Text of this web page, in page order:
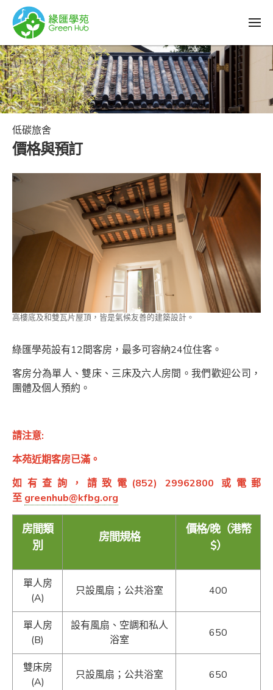
低碳旅舍
價格與預訂
高樓底及和雙瓦片屋頂，皆是氣候友善的建築設計。
綠匯學苑設有12間客房，最多可容納24位住客。
客房分為單人、雙床、三床及六人房間。我們歡迎公司，
團體及個人預約。
請注意:
本苑近期客房已滿。
如有查詢，請致電 (852) 29962800 或電郵
至 greenhub@kfbg.org
房間類
別
房間規格
價格/晚（港幣
$）
單人房
(A)
只設風扇；公共浴室 400
單人房
(B)
設有風扇、空調和私人
浴室
650
雙床房
(A)
只設風扇；公共浴室 650